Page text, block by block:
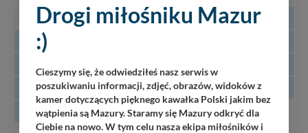
4 5 6 8
10
24
25 26 27 28 29
31
Drogi miłośniku Mazur
:)
Cieszymy się, że odwiedziłeś nasz serwis w
poszukiwaniu informacji, zdjęć, obrazów, widoków z
kamer dotyczących pięknego kawałka Polski jakim bez
wątpienia są Mazury. Staramy się Mazury odkryć dla
Ciebie na nowo. W tym celu nasza ekipa miłośników i